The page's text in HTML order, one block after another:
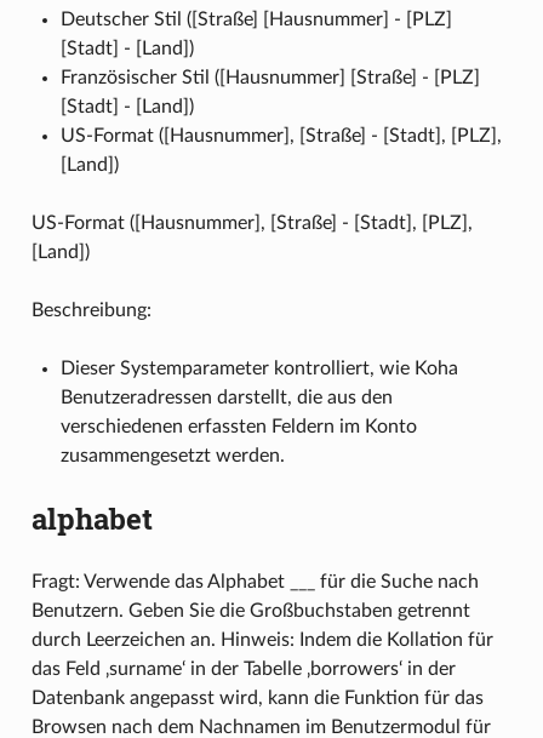
Deutscher Stil ([Straße] [Hausnummer] - [PLZ]
[Stadt] - [Land])
Französischer Stil ([Hausnummer] [Straße] - [PLZ]
[Stadt] - [Land])
US-Format ([Hausnummer], [Straße] - [Stadt], [PLZ],
[Land])
US-Format ([Hausnummer], [Straße] - [Stadt], [PLZ],
[Land])
Beschreibung:
Dieser Systemparameter kontrolliert, wie Koha
Benutzeradressen darstellt, die aus den
verschiedenen erfassten Feldern im Konto
zusammengesetzt werden.
alphabet
Fragt: Verwende das Alphabet ___ für die Suche nach
Benutzern. Geben Sie die Großbuchstaben getrennt
durch Leerzeichen an. Hinweis: Indem die Kollation für
das Feld ‚surname‘ in der Tabelle ‚borrowers‘ in der
Datenbank angepasst wird, kann die Funktion für das
Browsen nach dem Nachnamen im Benutzermodul für